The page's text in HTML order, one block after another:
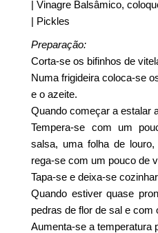
| Vinagre Balsâmico,
| Pickles
Preparação:
Corta-se os bifinhos de
Numa frigideira coloca-se
e o azeite.
Quando começar a estalar
Tempera-se com um
salsa, uma folha de
rega-se com um pouco de
Tapa-se e deixa-se
Quando estiver quase
pedras de flor de sal e com
Aumenta-se a temperatura